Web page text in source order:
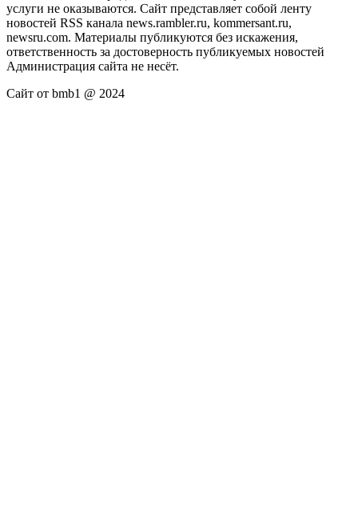
услуги не оказываются. Сайт представляет собой ленту
новостей RSS канала news.rambler.ru, kommersant.ru,
newsru.com. Материалы публикуются без искажения,
ответственность за достоверность публикуемых новостей
Администрация сайта не несёт.
Сайт от bmb1 @ 2024